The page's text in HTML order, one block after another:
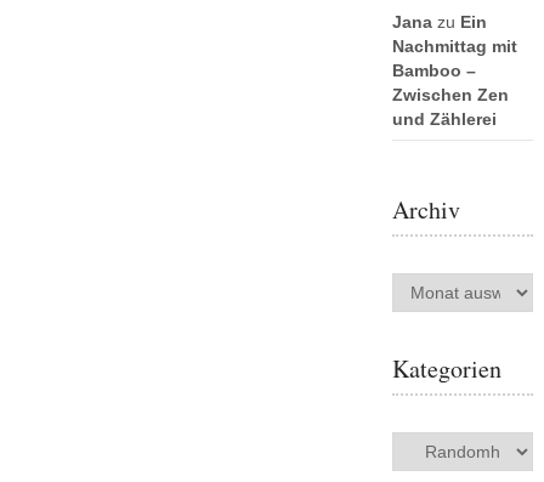
Janazu Ein
Nachmittag mit
Bamboo –
Zwischen Zen
und Zählerei
Archiv
Archiv
Kategorien
Kategorien